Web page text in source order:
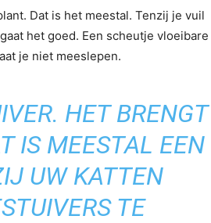
Dat is het meestal. Tenzij je vuil
het goed. Een scheutje vloeibare
je niet meeslepen.
HET BRENGT
IS MEESTAL EEN
UW KATTEN
TE